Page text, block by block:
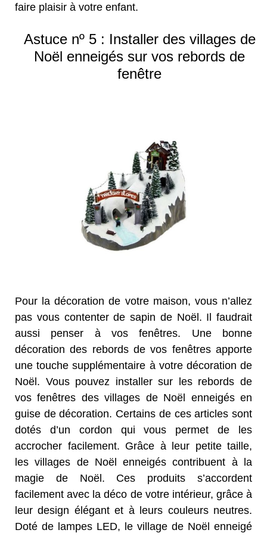
faire plaisir à votre enfant.
Astuce nº 5 : Installer des villages de
Noël enneigés sur vos rebords de
fenêtre
Pour la décoration de votre maison, vous n’allez
pas vous contenter de sapin de Noël. Il faudrait
aussi penser à vos fenêtres. Une bonne
décoration des rebords de vos fenêtres apporte
une touche supplémentaire à votre décoration de
Noël. Vous pouvez installer sur les rebords de
vos fenêtres des villages de Noël enneigés en
guise de décoration. Certains de ces articles sont
dotés d’un cordon qui vous permet de les
accrocher facilement. Grâce à leur petite taille,
les villages de Noël enneigés contribuent à la
magie de Noël. Ces produits s’accordent
facilement avec la déco de votre intérieur, grâce à
leur design élégant et à leurs couleurs neutres.
Doté de lampes LED, le village de Noël enneigé